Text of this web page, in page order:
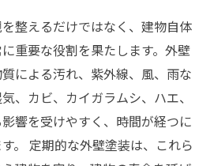
整えるだけではなく、建物自体
重要な役割を果たします。外壁
による汚れ、紫外線、風、雨な
、カビ、カイガラムシ、ハエ、
響を受けやすく、時間が経つに
。 定期的な外壁塗装は、これら